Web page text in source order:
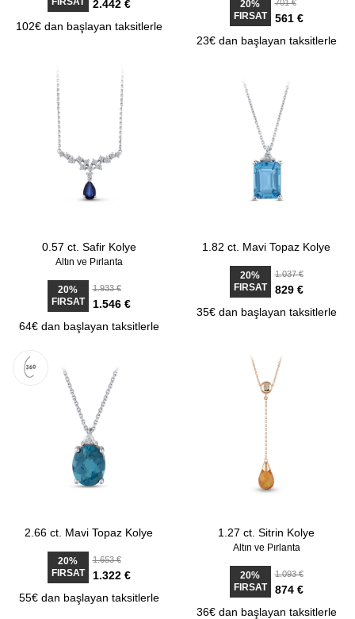
2.442 €
102€ dan başlayan taksitlerle
20%
FIRSAT
701 €
561 €
23€ dan başlayan taksitlerle
0.57 ct. Safir Kolye
Altın ve Pırlanta
20%
FIRSAT
1.933 €
1.546 €
64€ dan başlayan taksitlerle
1.82 ct. Mavi Topaz Kolye
20%
FIRSAT
1.037 €
829 €
35€ dan başlayan taksitlerle
2.66 ct. Mavi Topaz Kolye
20%
FIRSAT
1.653 €
1.322 €
55€ dan başlayan taksitlerle
1.27 ct. Sitrin Kolye
Altın ve Pırlanta
20%
FIRSAT
1.093 €
874 €
36€ dan başlayan taksitlerle